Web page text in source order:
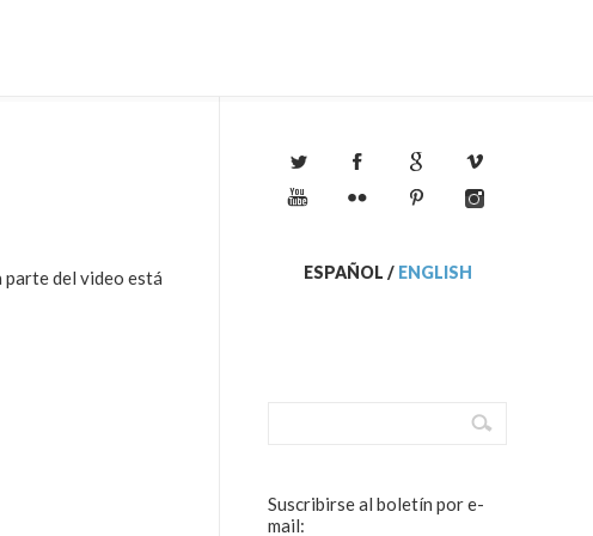
parte del video está
ESPAÑOL / ENGLISH
Suscribirse al boletín por e-
mail: